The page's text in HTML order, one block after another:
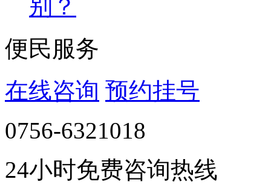
别？
便民服务
在线咨询 预约挂号
0756-6321018
24小时免费咨询热线